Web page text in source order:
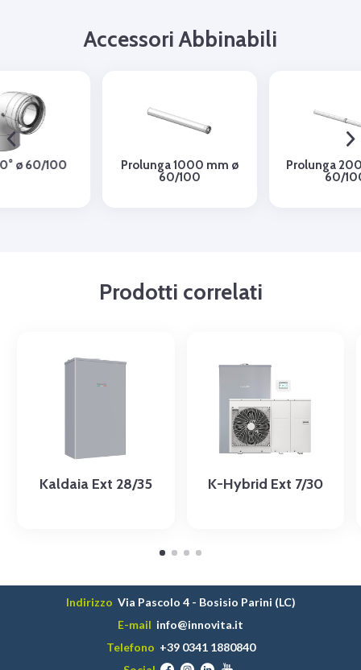
Accessori Abbinabili
100
Prolunga 1000 mm ø
60/100
Prolunga 2000
60/100
Prodotti correlati
Kaldaia Ext 28/35 K-Hybrid Ext 7/30
Indirizzo Via Pascolo 4 - Bosisio Parini (LC)
E-mail info@innovita.it
Telefono +39 0341 1880840